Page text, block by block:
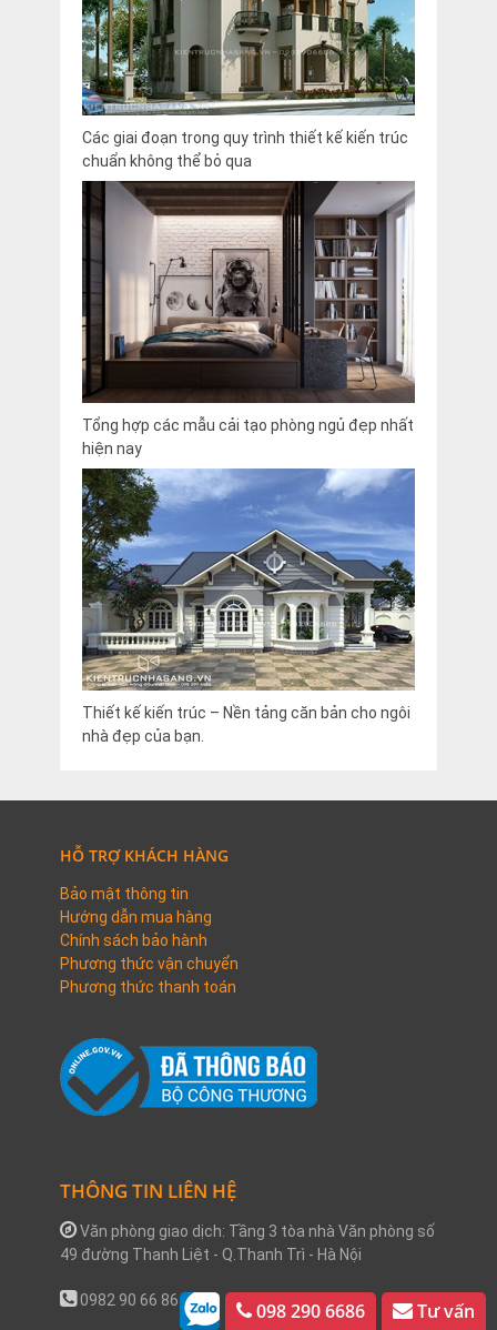
Các giai đoạn trong quy trình thiết kế kiến trúc
chuẩn không thể bỏ qua
Tổng hợp các mẫu cải tạo phòng ngủ đẹp nhất
hiện nay
Thiết kế kiến trúc – Nền tảng căn bản cho ngôi
nhà đẹp của bạn.
HỖ TRỢ KHÁCH HÀNG
Bảo mật thông tin
Hướng dẫn mua hàng
Chính sách bảo hành
Phương thức vận chuyển
Phương thức thanh toán
THÔNG TIN LIÊN HỆ
Văn phòng giao dịch: Tầng 3 tòa nhà Văn phòng số
49 đường Thanh Liệt - Q.Thanh Trì - Hà Nội
0982 90 66 86 098 290 6686 Tư vấn